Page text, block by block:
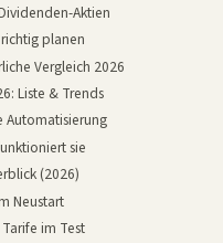
Aktien
planen
Vergleich 2026
Liste & Trends
Automatisierung
sie
(2026)
Neustart
im Test